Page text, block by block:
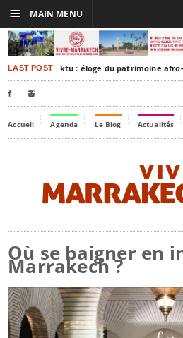
LAST POSTTimbuktu : éloge du patrimoine afro-
 
Accueil Agenda Le Blog Actualités
Où se baigner en
Marrakech ?
☰ MAIN MENU